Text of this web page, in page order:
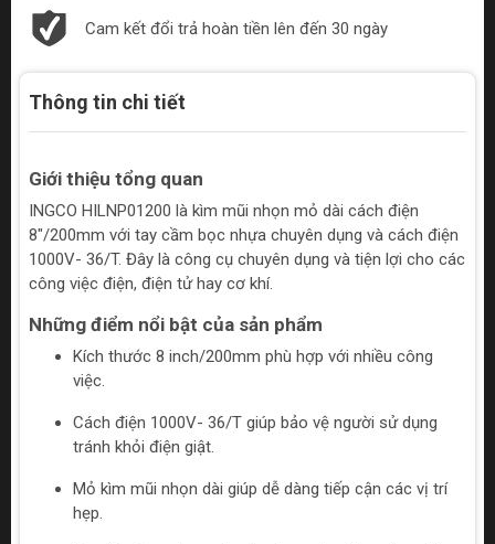
Cam kết đổi trả hoàn tiền lên đến 30 ngày
Thông tin chi tiết
Giới thiệu tổng quan
INGCO HILNP01200 là kìm mũi nhọn mỏ dài cách điện
8"/200mm với tay cầm bọc nhựa chuyên dụng và cách điện
1000V- 36/T. Đây là công cụ chuyên dụng và tiện lợi cho các
công việc điện, điện tử hay cơ khí.
Những điểm nổi bật của sản phẩm
Kích thước 8 inch/200mm phù hợp với nhiều công
việc.
Cách điện 1000V- 36/T giúp bảo vệ người sử dụng
tránh khỏi điện giật.
Mỏ kìm mũi nhọn dài giúp dễ dàng tiếp cận các vị trí
hẹp.